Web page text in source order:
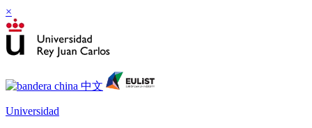
×
Universidad